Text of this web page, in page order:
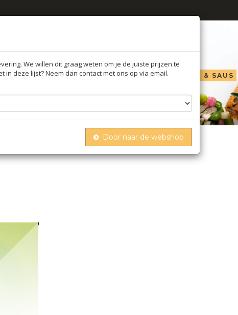
OLIE AZIJN & SAUS
We willen dit graag weten om je de juiste prijzen te
in deze lijst? Neem dan contact met ons op via email.
Door naar de webshop